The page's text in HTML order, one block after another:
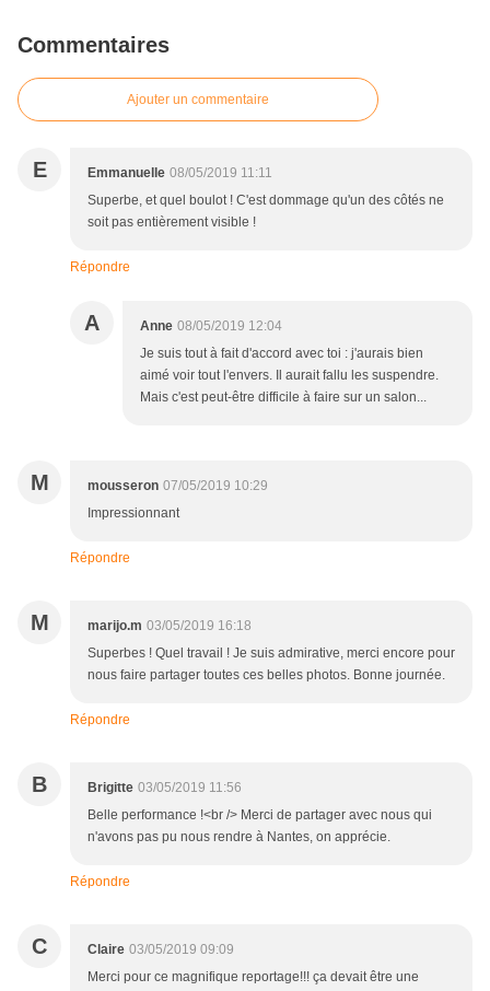
Commentaires
Ajouter un commentaire
E Emmanuelle 08/05/2019 11:11
Superbe, et quel boulot ! C'est dommage qu'un des côtés ne
soit pas entièrement visible !
Répondre
A Anne 08/05/2019 12:04
Je suis tout à fait d'accord avec toi : j'aurais bien
aimé voir tout l'envers. Il aurait fallu les suspendre.
Mais c'est peut-être difficile à faire sur un salon...
M mousseron 07/05/2019 10:29
Impressionnant
Répondre
M marijo.m 03/05/2019 16:18
Superbes ! Quel travail ! Je suis admirative, merci encore pour
nous faire partager toutes ces belles photos. Bonne journée.
Répondre
B Brigitte 03/05/2019 11:56
Belle performance !<br /> Merci de partager avec nous qui
n'avons pas pu nous rendre à Nantes, on apprécie.
Répondre
C Claire 03/05/2019 09:09
Merci pour ce magnifique reportage!!! ça devait être une